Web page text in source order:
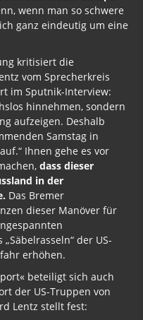
wenn man so schwere
ganz eindeutig um eine
kritisiert die
vom Sprecherkreis
im Sputnik-Interview:
hinnehmen, sondern
aufzeigen. Deshalb
Samstag in
Ihnen gehe es vor
dass dieser
in der
Das Bremer
dieser Manöver für
der US-
erhöhen.
beteiligt sich auch
der US-Truppen von
Lentz stellt fest: